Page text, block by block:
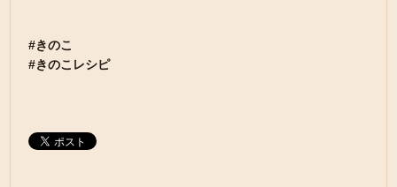
#きのこ
#きのこレシピ